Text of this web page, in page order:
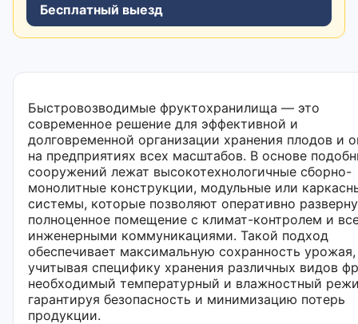
Бесплатный выезд
Быстровозводимые фруктохранилища — это
современное решение для эффективной и
долговременной организации хранения плодов и
на предприятиях всех масштабов. В основе
сооружений лежат высокотехнологичные сборно-
монолитные конструкции, модульные или
системы, которые позволяют оперативно
полноценное помещение с климат-контролем и
инженерными коммуникациями. Такой подход
обеспечивает максимальную сохранность урожая,
учитывая специфику хранения различных видов
необходимый температурный и влажностный
гарантируя безопасность и минимизацию потерь
продукции.